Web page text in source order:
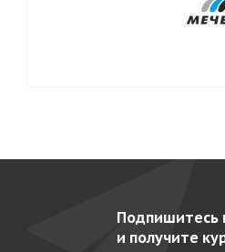
Подпишитесь
и получите